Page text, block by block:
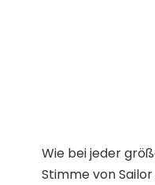
Wie bei jeder
Stimme von